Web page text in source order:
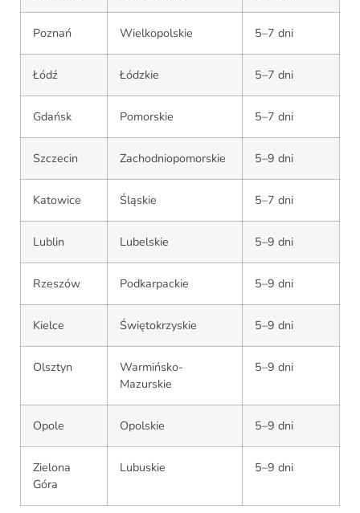
Poznań Wielkopolskie 5–7 dni
Łódź Łódzkie 5–7 dni
Gdańsk Pomorskie 5–7 dni
Szczecin Zachodniopomorskie 5–9 dni
Katowice Śląskie 5–7 dni
Lublin Lubelskie 5–9 dni
Rzeszów Podkarpackie 5–9 dni
Kielce Świętokrzyskie 5–9 dni
Olsztyn
Warmińsko-
Mazurskie
5–9 dni
Opole Opolskie 5–9 dni
Zielona
Góra
Lubuskie 5–9 dni